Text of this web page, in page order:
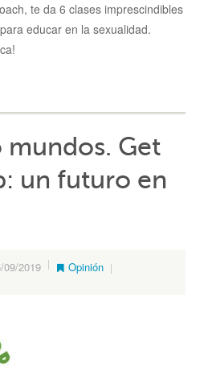
te da 6 clases imprescindibles
educar en la sexualidad.
Get
un futuro en
09/2019 Opinión